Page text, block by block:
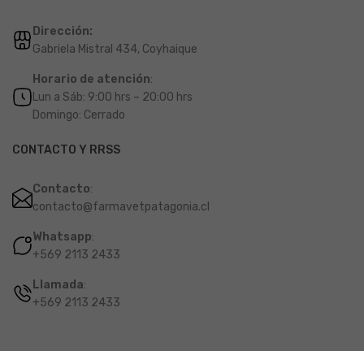
Dirección:
Gabriela Mistral 434, Coyhaique
Horario de atención:
Lun a Sáb: 9:00 hrs – 20:00 hrs
Domingo: Cerrado
CONTACTO Y RRSS
Contacto:
contacto@farmavetpatagonia.cl
Whatsapp:
+569 2113 2433
Llamada:
+569 2113 2433